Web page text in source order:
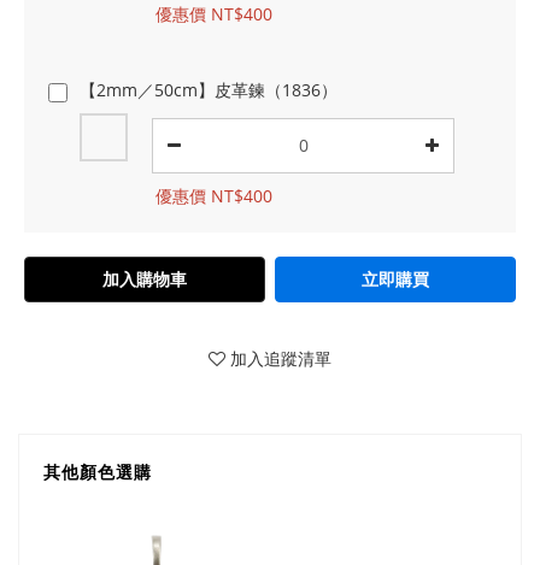
優惠價 NT$400
【2mm／50cm】皮革鍊（1836）
優惠價 NT$400
加入購物車 立即購買
加入追蹤清單
其他顏色選購